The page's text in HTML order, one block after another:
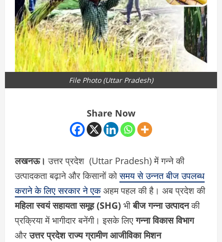
File Photo (Uttar Pradesh)
Share Now
लखनऊ। उत्तर प्रदेश (Uttar Pradesh) में गन्ने की
उत्पादकता बढ़ाने और किसानों कोसमय से उन्नत बीज उपलब्ध
कराने के लिए सरकार ने एकअहम पहल की है। अब प्रदेश की
महिला स्वयं सहायता समूह (SHG) भीबीज गन्ना उत्पादनकी
प्रक्रिया में भागीदार बनेंगी। इसके लिएगन्ना विकास विभाग
औरउत्तर प्रदेश राज्य ग्रामीण आजीविका मिशन